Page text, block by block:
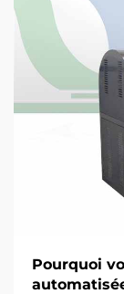
Pourquoi